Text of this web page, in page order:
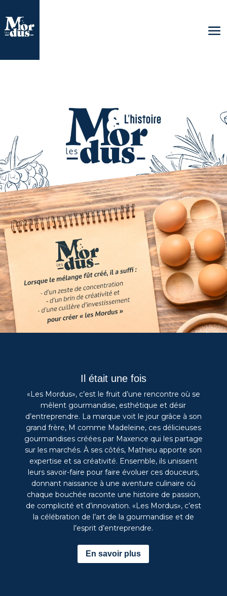
Il était une fois
«Les Mordus», c’est le fruit d’une rencontre où se
mêlent gourmandise, esthétique et désir
d’entreprendre. La marque voit le jour grâce à son
grand frère, M comme Madeleine, ces délicieuses
gourmandises créées par Maxence qui les partage
sur les marchés. À ses côtés, Mathieu apporte son
expertise et sa créativité. Ensemble, ils unissent
leurs savoir-faire pour faire évoluer ces douceurs,
donnant naissance à une aventure culinaire où
chaque bouchée raconte une histoire de passion,
de complicité et d’innovation. «Les Mordus», c’est
la célébration de l’art de la gourmandise et de
l’esprit d’entreprendre.
En savoir plus